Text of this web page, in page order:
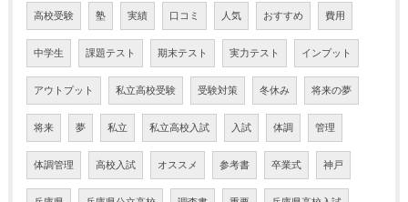
高校受験 塾 実績 口コミ 人気 おすすめ 費用
中学生 課題テスト 期末テスト 実力テスト インプット
アウトプット 私立高校受験 受験対策 冬休み 将来の夢
将来 夢 私立 私立高校入試 入試 体調 管理
体調管理 高校入試 オススメ 参考書 卒業式 神戸